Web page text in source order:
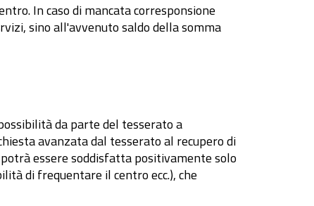
In caso di mancata corresponsione
sino all'avvenuto saldo della somma
da parte del tesserato a
avanzata dal tesserato al recupero di
essere soddisfatta positivamente solo
di frequentare il centro ecc.), che